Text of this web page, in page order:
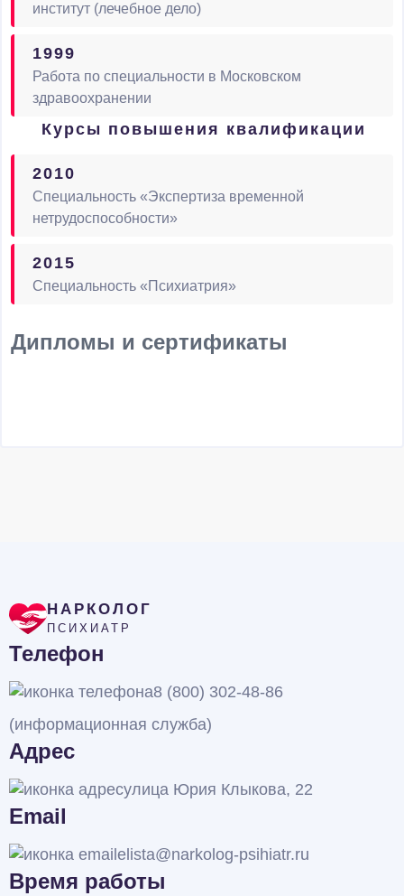
институт (лечебное дело)
1999
Работа по специальности в Московском
здравоохранении
Курсы повышения квалификации
2010
Специальность «Экспертиза временной
нетрудоспособности»
2015
Специальность «Психиатрия»
Дипломы и сертификаты
НАРКОЛОГ
ПСИХИАТР
Телефон
8 (800) 302-48-86
(информационная служба)
Адрес
улица Юрия Клыкова, 22
Email
elista@narkolog-psihiatr.ru
Время работы